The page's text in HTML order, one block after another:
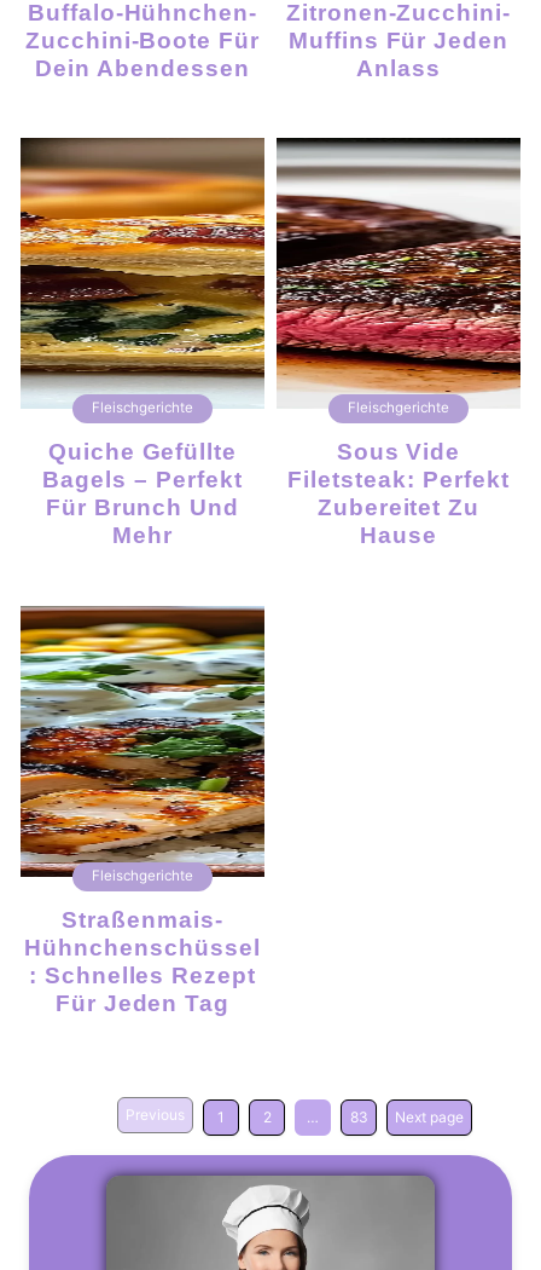
Buffalo-Hühnchen-
Zucchini-Boote Für
Dein Abendessen
Zitronen-Zucchini-
Muffins Für Jeden
Anlass
Fleischgerichte
Quiche Gefüllte
Bagels – Perfekt
Für Brunch Und
Mehr
Fleischgerichte
Sous Vide
Filetsteak: Perfekt
Zubereitet Zu
Hause
Fleischgerichte
Straßenmais-
Hühnchenschüssel
: Schnelles Rezept
Für Jeden Tag
Previous 1 2 … 83 Next page